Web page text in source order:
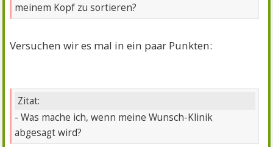
meinem Kopf zu sortieren?
Versuchen wir es mal in ein paar Punkten:
Zitat:
- Was mache ich, wenn meine Wunsch-Klinik
abgesagt wird?